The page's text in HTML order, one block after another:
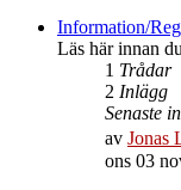
Information/
Läs här innan
1 Trådar
2 Inlägg
Senaste
av Jonas
ons 03